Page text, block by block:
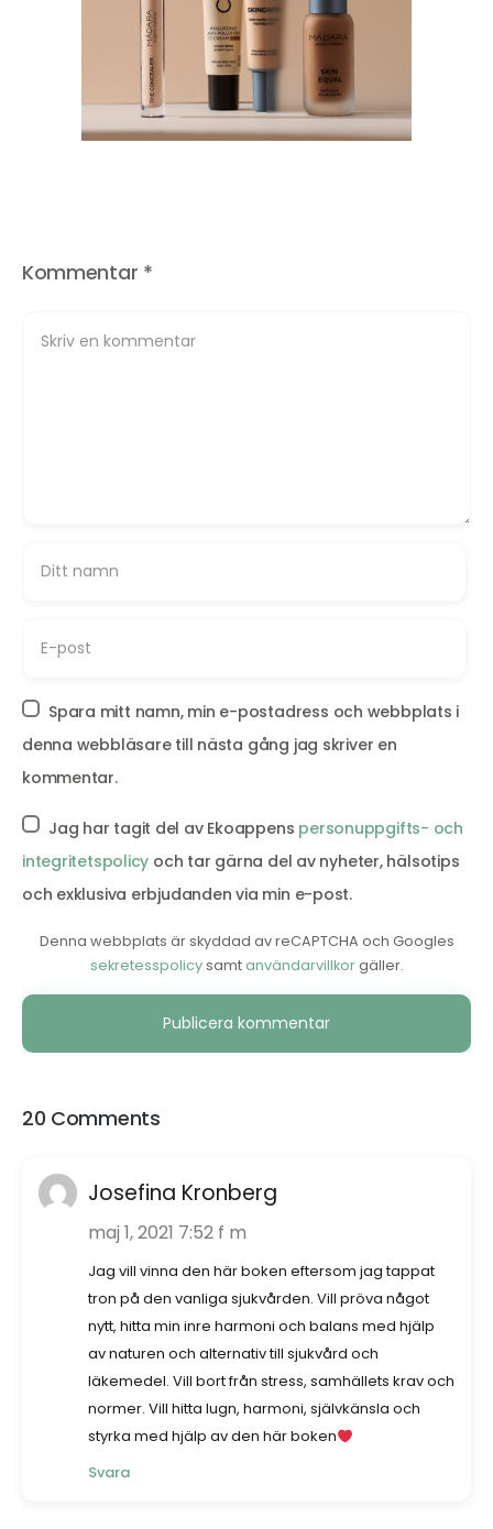
Kommentar *
Spara mitt namn, min e-postadress och webbplats i
denna webbläsare till nästa gång jag skriver en
kommentar.
Jag har tagit del av Ekoappens personuppgifts- och
integritetspolicy och tar gärna del av nyheter, hälsotips
och exklusiva erbjudanden via min e-post.
Denna webbplats är skyddad av reCAPTCHA och Googles
sekretesspolicysamtanvändarvillkorgäller.
Alternative:
20 Comments
Josefina Kronberg
maj 1, 2021 7:52 f m
Jag vill vinna den här boken eftersom jag tappat
tron på den vanliga sjukvården. Vill pröva något
nytt, hitta min inre harmoni och balans med hjälp
av naturen och alternativ till sjukvård och
läkemedel. Vill bort från stress, samhällets krav och
normer. Vill hitta lugn, harmoni, självkänsla och
styrka med hjälp av den här boken
Svara